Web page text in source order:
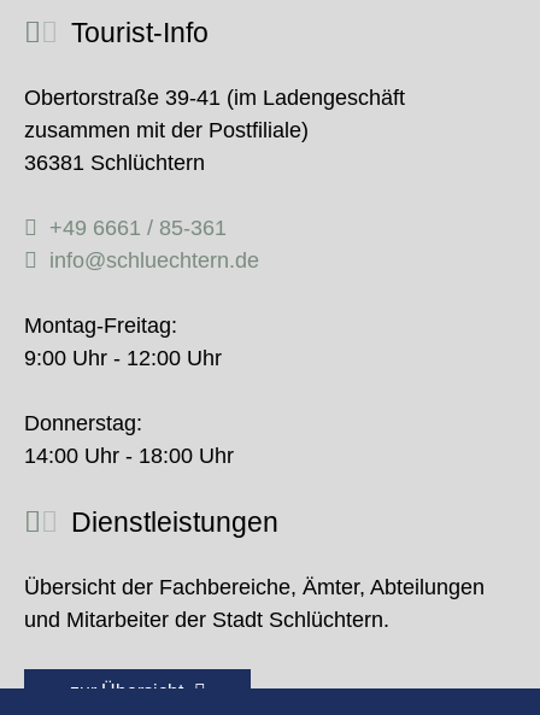
Tourist-Info
Obertorstraße 39-41 (im Ladengeschäft
zusammen mit der Postfiliale)
36381 Schlüchtern
+49 6661 / 85-361
info@schluechtern.de
Montag-Freitag:
9:00 Uhr - 12:00 Uhr
Donnerstag:
14:00 Uhr - 18:00 Uhr
Dienstleistungen
Übersicht der Fachbereiche, Ämter, Abteilungen
und Mitarbeiter der Stadt Schlüchtern.
zur Übersicht